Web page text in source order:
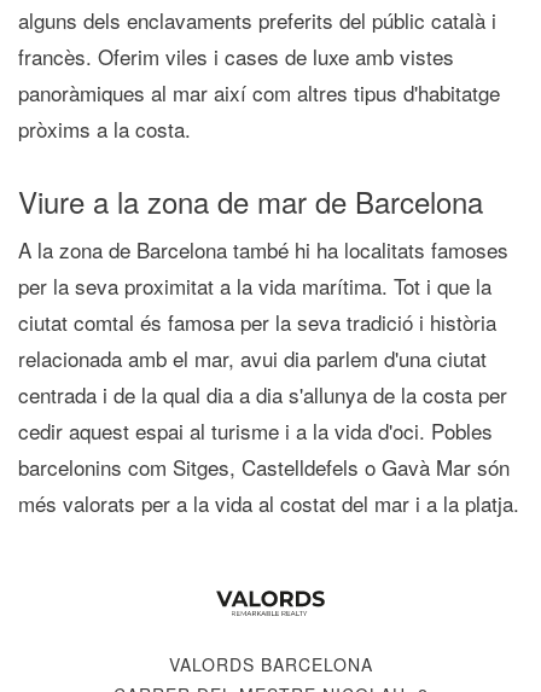
alguns dels enclavaments preferits del públic català i
francès. Oferim viles i cases de luxe amb vistes
panoràmiques al mar així com altres tipus d'habitatge
pròxims a la costa.
Viure a la zona de mar de Barcelona
A la zona de Barcelona també hi ha localitats famoses
per la seva proximitat a la vida marítima. Tot i que la
ciutat comtal és famosa per la seva tradició i història
relacionada amb el mar, avui dia parlem d'una ciutat
centrada i de la qual dia a dia s'allunya de la costa per
cedir aquest espai al turisme i a la vida d'oci. Pobles
barcelonins com Sitges, Castelldefels o Gavà Mar són
més valorats per a la vida al costat del mar i a la platja.
VALORDS BARCELONA